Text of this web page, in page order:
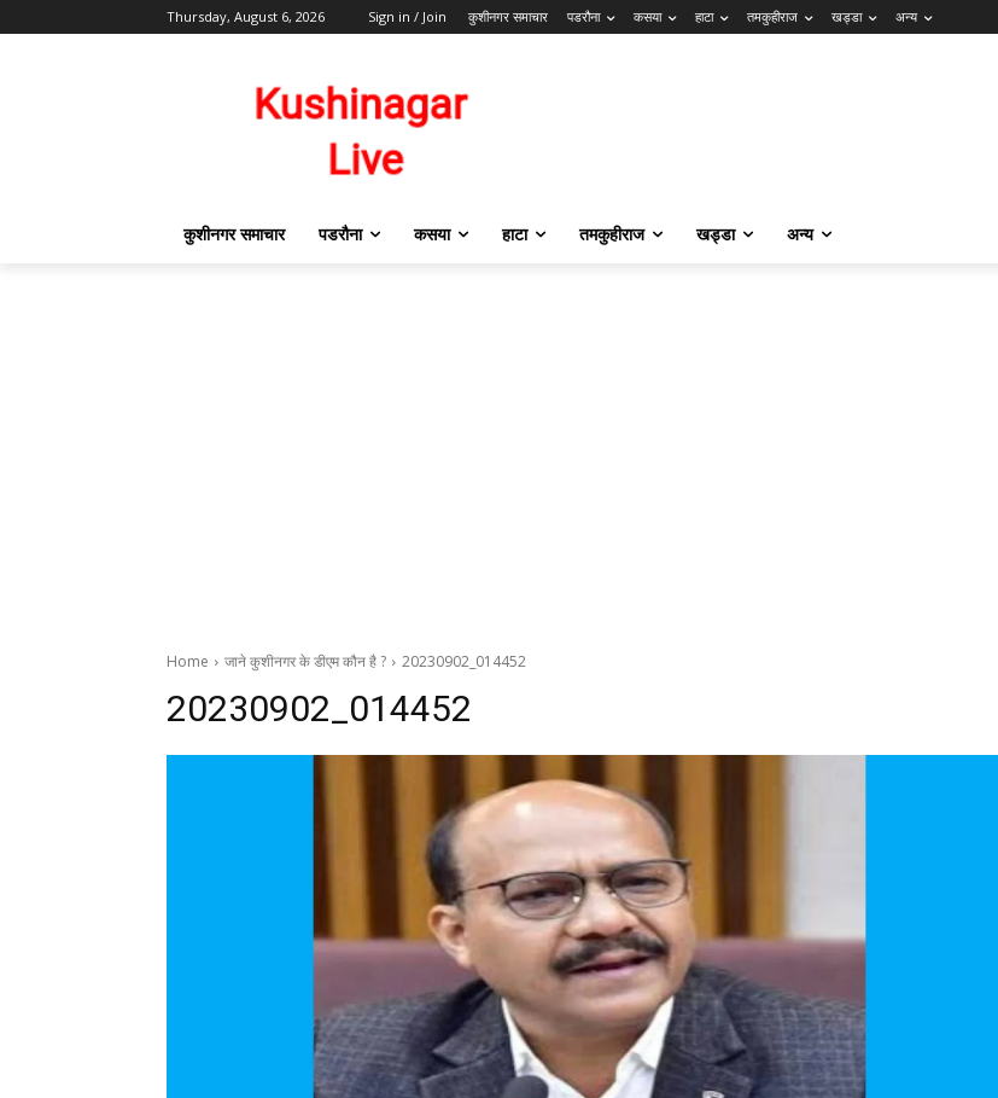
Thursday, August 6, 2026 Sign in / Join कुशीनगर समाचार पडरौना कसया हाटा तमकुहीराज खड्डा अन्य
कुशीनगर समाचार पडरौना कसया हाटा तमकुहीराज खड्डा अन्य
Home जाने कुशीनगर के डीएम कौन है ? 20230902_014452
20230902_014452